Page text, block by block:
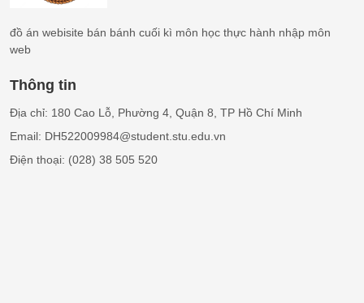
đồ án webisite bán bánh cuối kì môn học thực hành nhập môn
web
Thông tin
Địa chỉ: 180 Cao Lỗ, Phường 4, Quận 8, TP Hồ Chí Minh
Email: DH522009984@student.stu.edu.vn
Điện thoại: (028) 38 505 520